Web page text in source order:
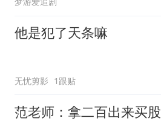
他是犯了天条嘛
无忧剪影 1跟贴
范老师：拿二百出来买股